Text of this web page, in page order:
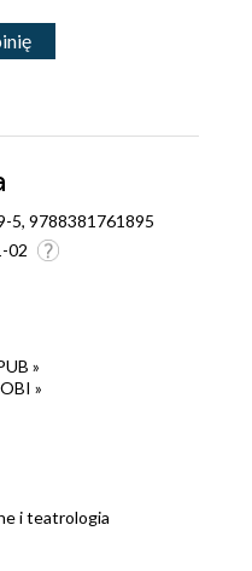
5, 9788381761895
02
»
»
i teatrologia